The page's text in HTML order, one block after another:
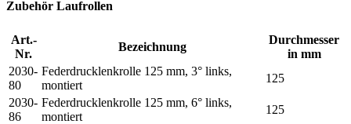
Zubehör Laufrollen
Art.-
Nr.
Bezeichnung
Durchmesser
in mm
2030-
80
Federdrucklenkrolle 125 mm, 3° links,
montiert
125
2030-
86
Federdrucklenkrolle 125 mm, 6° links,
montiert
125